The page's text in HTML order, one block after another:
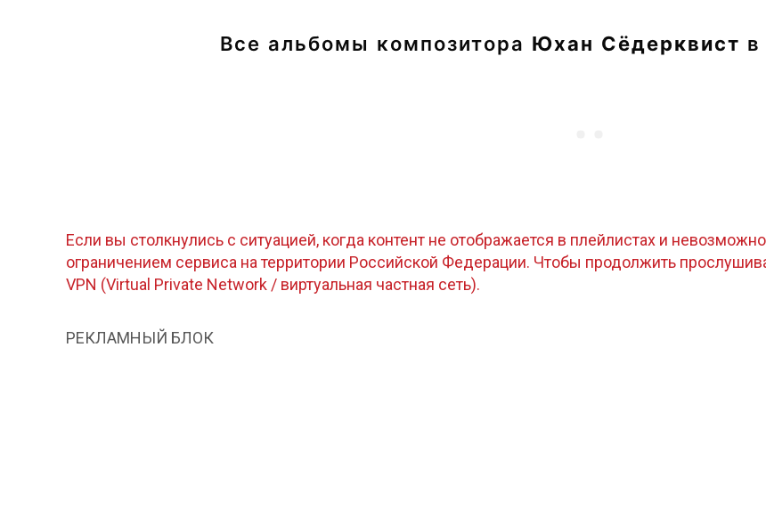
Все альбомы композитора Юхан Сёдерквист
Если вы столкнулись с ситуацией, когда контент не отображается в плейлистах и
ограничением сервиса на территории Российской Федерации. Чтобы продолжить
VPN (Virtual Private Network / виртуальная частная сеть).
РЕКЛАМНЫЙ БЛОК